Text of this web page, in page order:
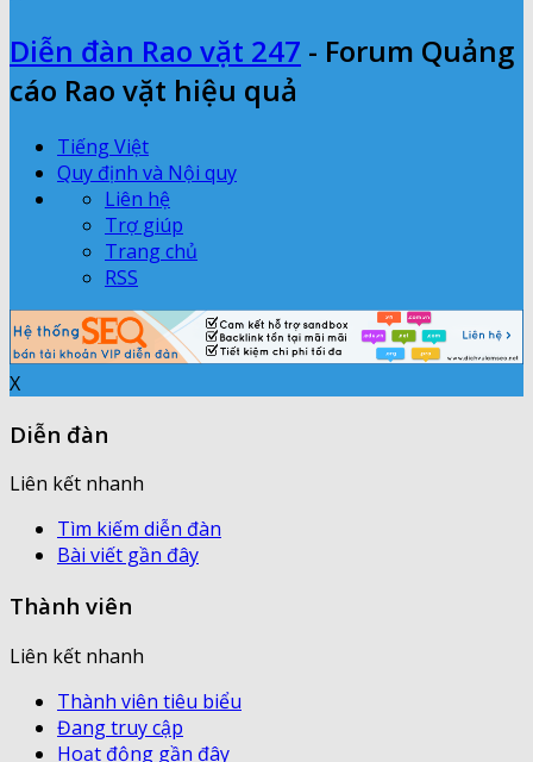
Diễn đàn Rao vặt 247 - Forum Quảng
cáo Rao vặt hiệu quả
Tiếng Việt
Quy định và Nội quy
Liên hệ
Trợ giúp
Trang chủ
RSS
X
Diễn đàn
Liên kết nhanh
Tìm kiếm diễn đàn
Bài viết gần đây
Thành viên
Liên kết nhanh
Thành viên tiêu biểu
Đang truy cập
Hoạt động gần đây